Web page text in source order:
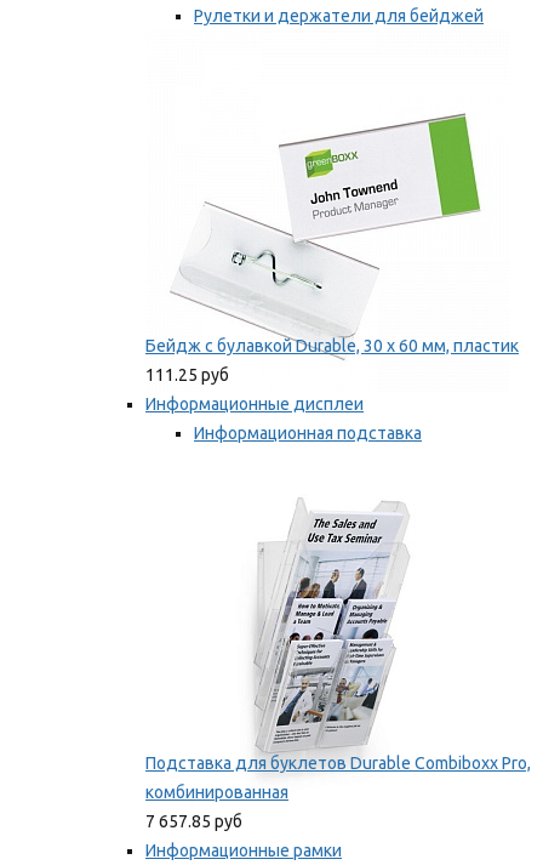
Рулетки и держатели для бейджей
Бейдж с булавкой Durable, 30 х 60 мм, пластик
111.25 руб
Информационные дисплеи
Информационная подставка
Подставка для буклетов Durable Combiboxx Pro,
комбинированная
7 657.85 руб
Информационные рамки